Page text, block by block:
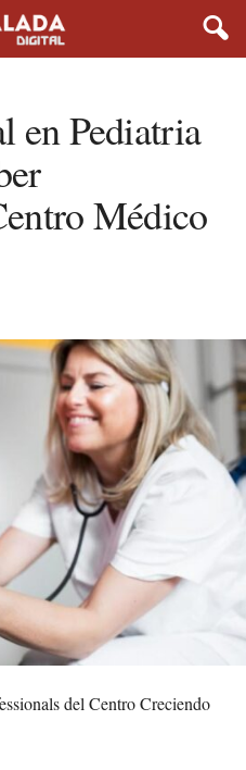
en Pediatria
Médico
del Centro Creciendo